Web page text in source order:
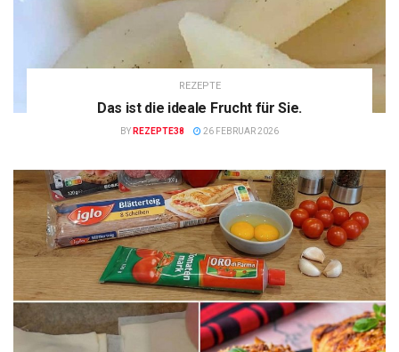
REZEPTE
Das ist die ideale Frucht für Sie.
BY REZEPTE38 26 FEBRUAR 2026